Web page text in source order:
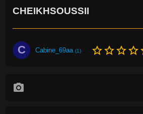
CHEIKHSOUSSII
C Cabine_69aa (1) star_borderstar_borderstar_borderstar_border
photo_camera